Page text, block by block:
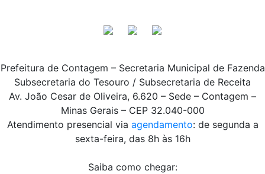
Prefeitura de Contagem – Secretaria Municipal de Fazenda
Subsecretaria do Tesouro / Subsecretaria de Receita
Av. João Cesar de Oliveira, 6.620 – Sede – Contagem –
Minas Gerais – CEP 32.040-000
Atendimento presencial via agendamento: de segunda a
sexta-feira, das 8h às 16h
Saiba como chegar: